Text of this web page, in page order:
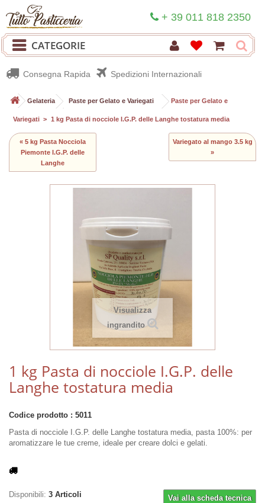
+ 39 011 818 2350
CATEGORIE
Consegna Rapida Spedizioni Internazionali
> Gelateria >Paste per Gelato e Variegati > Paste per Gelato e
Variegati > 1 kg Pasta di nocciole I.G.P. delle Langhe tostatura media
« 5 kg Pasta Nocciola
Piemonte I.G.P. delle
Langhe
Variegato al mango 3.5 kg
»
Visualizza
ingrandito
1 kg Pasta di nocciole I.G.P. delle
Langhe tostatura media
Codice prodotto : 5011
Pasta di nocciole I.G.P. delle Langhe tostatura media, pasta 100%: per
aromatizzare le tue creme, ideale per creare dolci e gelati.
Vai alla scheda tecnica
Disponibili: 3 Articoli